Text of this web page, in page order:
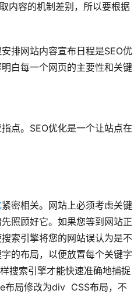
内容的机制差别，所以要根据
排网站内容宣布日程是SEO优
白每一个网页的主要性和关键
点。SEO优化是一个让站点在
紧密相关。网站上必须考虑关键
照顾好它。如果您等到网站正
索引擎将您的网站误认为是不
的布局，以便放置每个关键字
搜索引擎才能快速准确地捕捉
布局修改为div  CSS布局，不